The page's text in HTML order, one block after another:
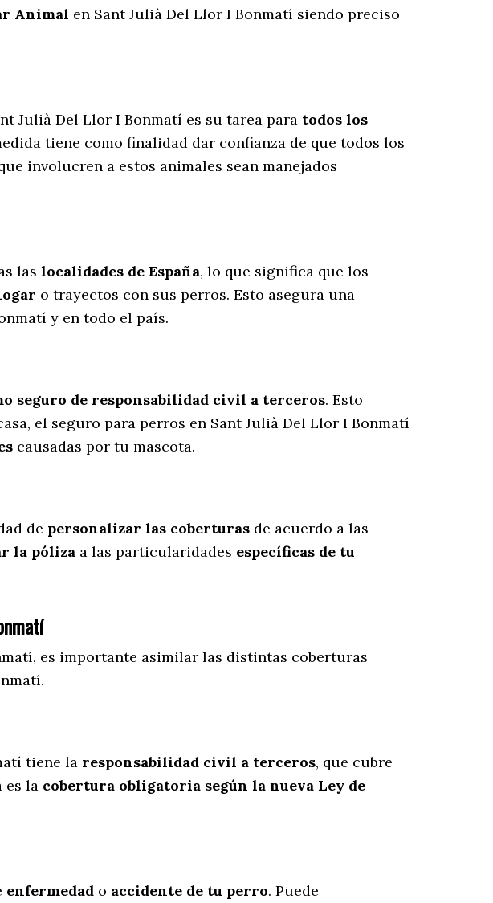
Animal en Sant Julià Del Llor I Bonmatí siendo preciso
Julià Del Llor I Bonmatí es su tarea para todos los
tiene como finalidad dar confianza de que todos los
involucren a estos animales sean manejados
las localidades de España, lo que significa que los
o trayectos con sus perros. Esto asegura una
y en todo el país.
seguro de responsabilidad civil a terceros. Esto
el seguro para perros en Sant Julià Del Llor I Bonmatí
causadas por tu mascota.
de personalizar las coberturas de acuerdo a las
la póliza a las particularidades específicas de tu
, es importante asimilar las distintas coberturas
tiene la responsabilidad civil a terceros, que cubre
es la cobertura obligatoria según la nueva Ley de
enfermedad o accidente de tu perro. Puede